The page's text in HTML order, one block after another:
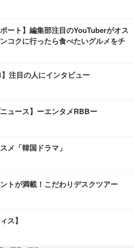
ポート】編集部注目のYouTuberがオス
コクに行ったら食べたいグルメをチ
】注目の人にインタビュー
ニュース】ーエンタメRBBー
メ「韓国ドラマ」
トが満載！こだわりデスクツアー
ス】